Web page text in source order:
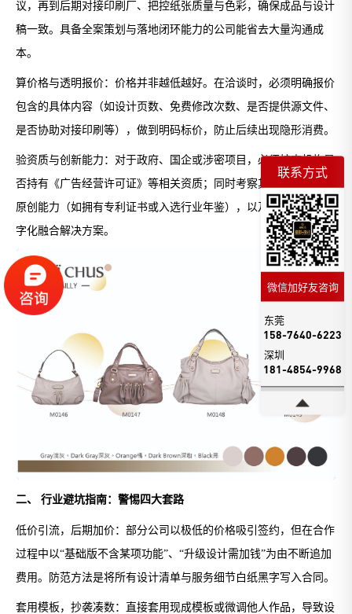
议，再到后期对接印刷厂、把控纸张质量与色彩，确保成品与设计
稿一致。具备全案策划与落地闭环能力的公司能省去大量沟通成
本。
算价格与透明报价：价格并非越低越好。在洽谈时，必须明确报价
包含的具体内容（如设计页数、免费修改次数、是否提供源文件、
是否协助对接印刷等），做到明码标价，防止后续出现隐形消费。
验资质与创新能力：对于政府、国企或涉密项目，必须核查机构是
否持有《广告经营许可证》等相关资质；同时考察其团队是否具备
原创能力（如拥有专利证书或入选行业年鉴），以及是否能提供数
字化融合解决方案。
二、 行业避坑指南：警惕四大套路
低价引流，后期加价：部分公司以极低的价格吸引签约，但在合作
过程中以“基础版不含某项功能”、“升级设计需加钱”为由不断追加
费用。防范方法是将所有设计清单与服务细节白纸黑字写入合同。
套用模板，抄袭凑数：直接套用现成模板或微调他人作品，导致设
联系方式
微信加好友咨询
东莞
158-7640-6223
深圳
181-4854-9968